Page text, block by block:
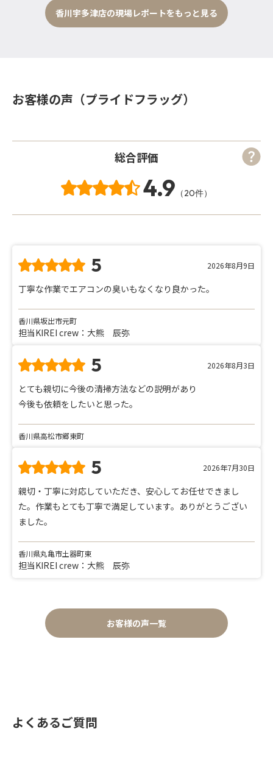
香川宇多津店の現場レポートをもっと見る
お客様の声（プライドフラッグ）
総合評価
4.9 （20件）
5 2026年8月9日
丁寧な作業でエアコンの臭いもなくなり良かった。
香川県坂出市元町
担当KIREI crew：大熊 辰弥
5 2026年8月3日
とても親切に今後の清掃方法などの説明があり
今後も依頼をしたいと思った。
香川県高松市郷東町
5 2026年7月30日
親切・丁寧に対応していただき、安心してお任せできまし
た。作業もとても丁寧で満足しています。ありがとうござい
ました。
香川県丸亀市土器町東
担当KIREI crew：大熊 辰弥
お客様の声一覧
よくあるご質問